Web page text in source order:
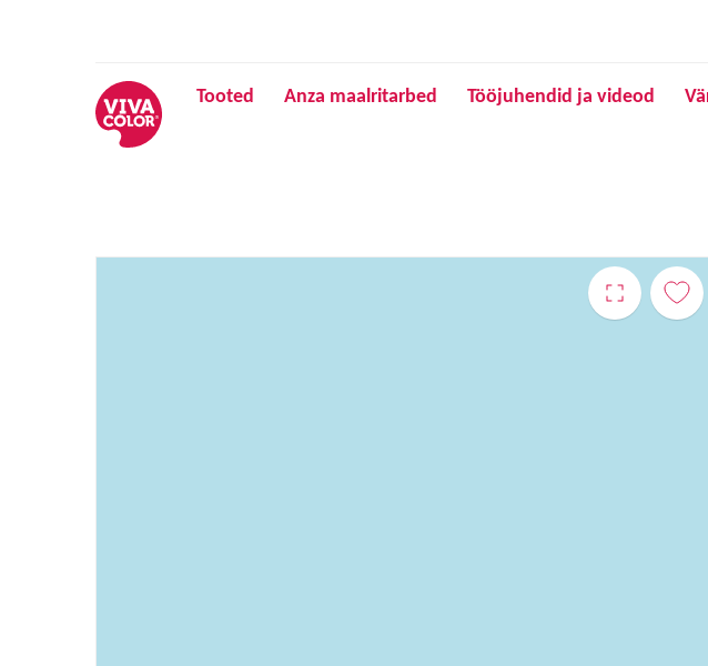
Tooted Anza maalritarbed Tööjuhendid ja videod